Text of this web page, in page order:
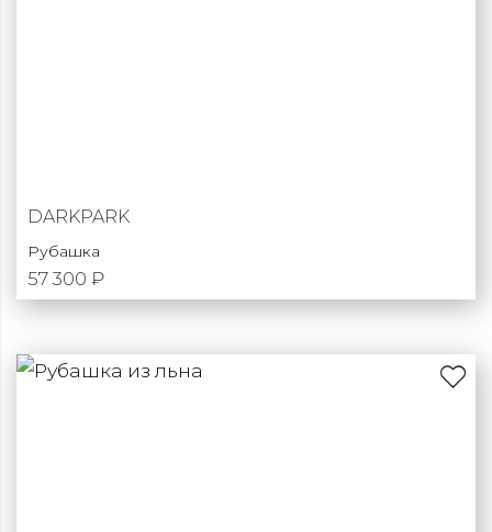
DARKPARK
Рубашка
57 300 ₽